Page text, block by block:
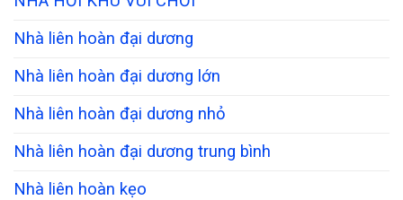
Nhà liên hoàn đại dương
Nhà liên hoàn đại dương lớn
Nhà liên hoàn đại dương nhỏ
Nhà liên hoàn đại dương trung bình
Nhà liên hoàn kẹo